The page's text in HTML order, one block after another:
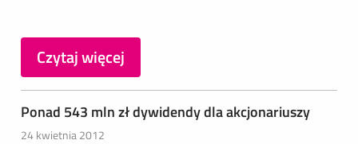
Czytaj więcej
Ponad 543 mln zł dywidendy dla akcjonariuszy
24 kwietnia 2012